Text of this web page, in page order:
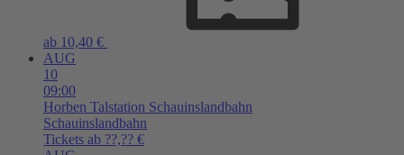
ab 10,40 €
AUG
10
09:00
Horben Talstation Schauinslandbahn
Schauinslandbahn
Tickets ab ??,?? €